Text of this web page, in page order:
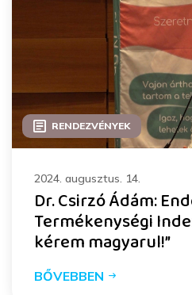
RENDEZVÉNYEK
2024. augusztus. 14.
Dr. Csirzó Ádám:
Termékenységi
kérem magyarul!”
BŐVEBBEN